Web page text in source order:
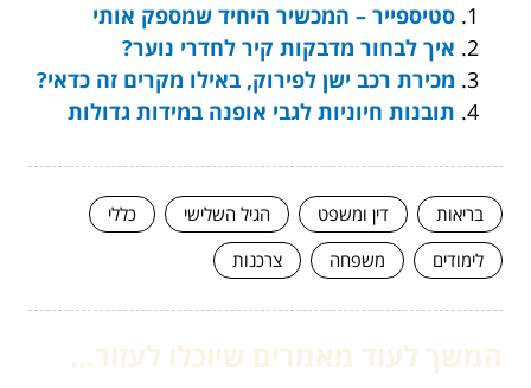
סטיספייר – המכשיר היחיד שמספק אותי
איך לבחור מדבקות קיר לחדרי נוער?
מכירת רכב ישן לפירוק, באילו מקרים זה כדאי?
תובנות חיוניות לגבי אופנה במידות גדולות
בריאות דין ומשפט הגיל השלישי
כללי
לימודים
משפחה צרכנות